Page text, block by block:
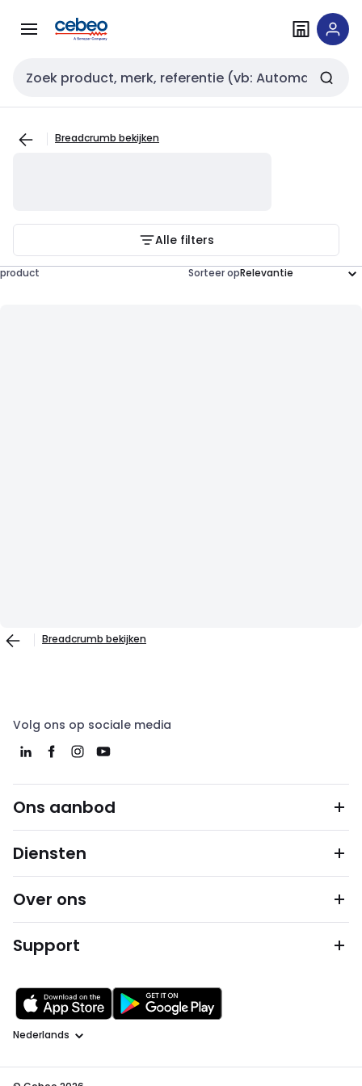
naar
naar
Zoekveld invoer
Breadcrumb bekijken
Alle filters
product Sorteer op
Breadcrumb bekijken
Volg ons op sociale media
Ons aanbod
Diensten
Over ons
Support
Taal